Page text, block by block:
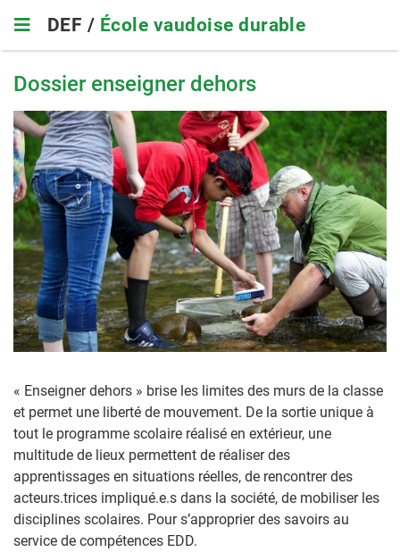
main
navigation
DEF / École vaudoise durable
Dossier enseigner dehors
« Enseigner dehors » brise les limites des murs de la classe
et permet une liberté de mouvement. De la sortie unique à
tout le programme scolaire réalisé en extérieur, une
multitude de lieux permettent de réaliser des
apprentissages en situations réelles, de rencontrer des
acteurs.trices impliqué.e.s dans la société, de mobiliser les
disciplines scolaires. Pour s’approprier des savoirs au
service de compétences EDD.